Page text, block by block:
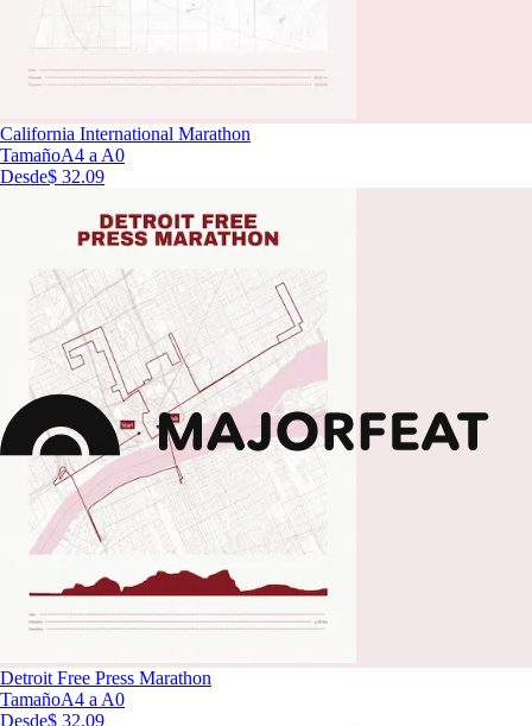
California International Marathon
TamañoA4 a A0
Desde$ 32.09
Detroit Free Press Marathon
TamañoA4 a A0
Desde$ 32.09